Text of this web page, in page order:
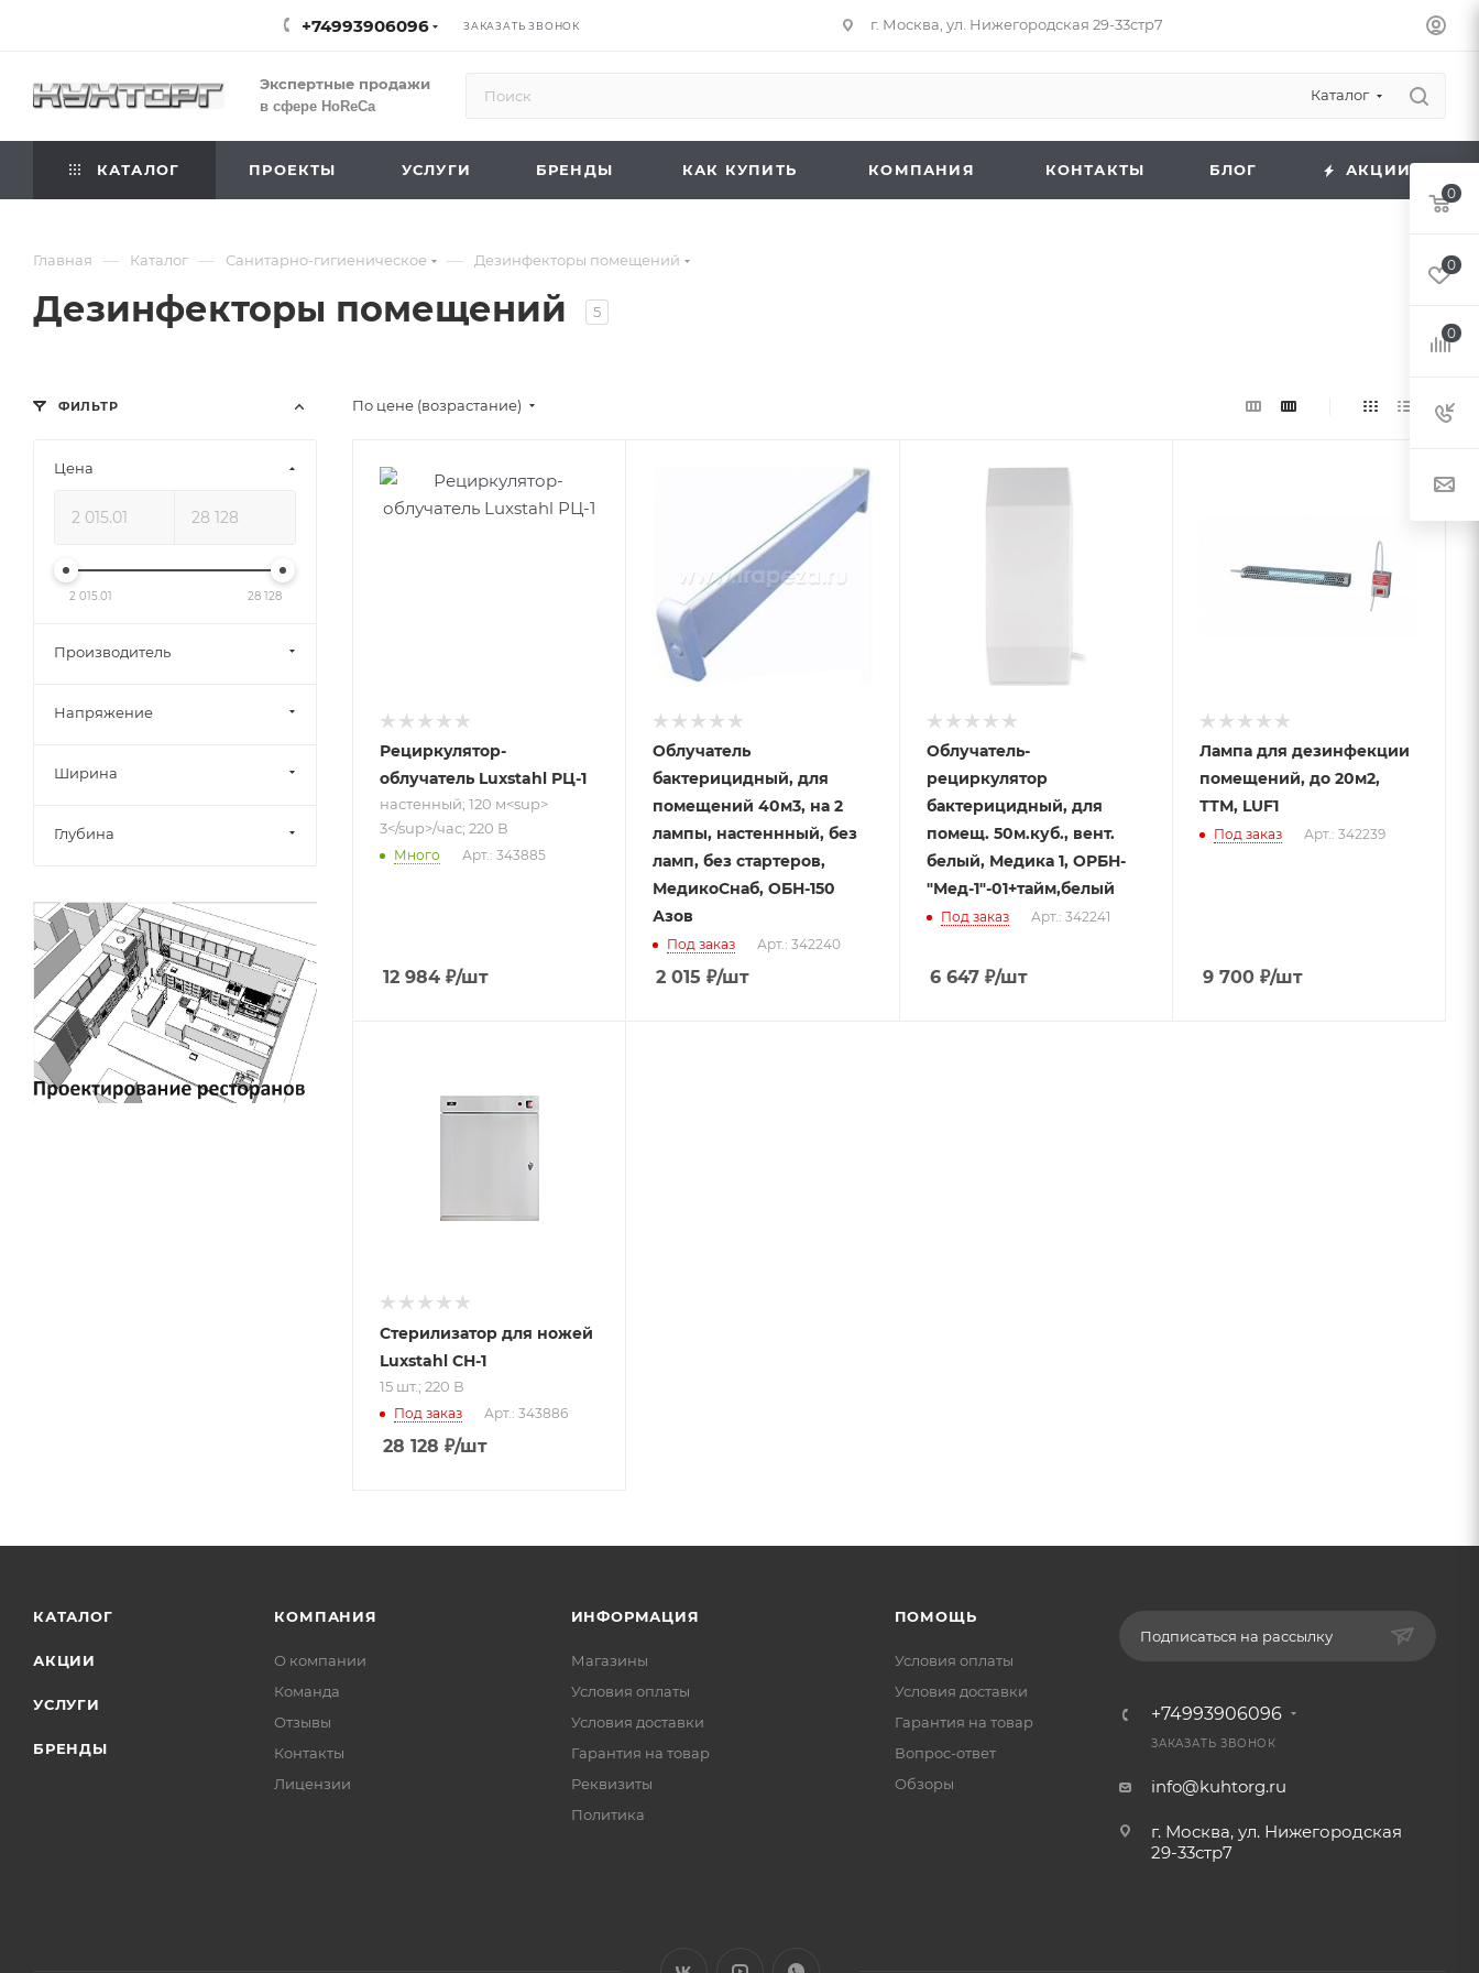
+74993906096 ЗАКАЗАТЬ ЗВОНОК г. Москва, ул. Нижегородская 29-33стр7
Экспертные продажи
в сфере HoReCa
Каталог
КАТАЛОГ ПРОЕКТЫ УСЛУГИ БРЕНДЫ КАК КУПИТЬ КОМПАНИЯ КОНТАКТЫ БЛОГ АКЦИИ
Главная — Каталог — Санитарно-гигиеническое — Дезинфекторы помещений
Дезинфекторы помещений 5
По цене (возрастание)
Подпись к товару
настенный; 120
м<sup>​3</sup>/
Рециркулятор-
облучатель Luxstahl РЦ-1
настенный; 120 м<sup>​
3</sup>/час; 220 В
Много Арт.: 343885
12 984 ₽/шт
Облучатель
бактерицидный, для
помещений 40м3, на 2
лампы, настеннный, без
ламп, без стартеров,
МедикоСнаб, ОБН-150
Азов
Под заказ Арт.: 342240
2 015 ₽/шт
Облучатель-
рециркулятор
бактерицидный, для
помещ. 50м.куб., вент.
белый, Медика 1, ОРБН-
"Мед-1"-01+тайм,белый
Под заказ Арт.: 342241
6 647₽/шт
Лампа для дезинфекции
помещений, до 20м2,
ТТМ, LUF1
Под заказ Арт.: 342239
9 700₽/шт
Стерилизатор для ножей
Luxstahl СН-1
15 шт.; 220 В
Под заказ Арт.: 343886
28 128 ₽/шт
ФИЛЬТР
Цена
2 015.01 28 128
Производитель
Напряжение
Ширина
Глубина
КАТАЛОГ
АКЦИИ
УСЛУГИ
БРЕНДЫ
КОМПАНИЯ
О компании
Команда
Отзывы
Контакты
Лицензии
ИНФОРМАЦИЯ
Магазины
Условия оплаты
Условия доставки
Гарантия на товар
Реквизиты
Политика
ПОМОЩЬ
Условия оплаты
Условия доставки
Гарантия на товар
Вопрос-ответ
Обзоры
Подписаться на рассылку
+74993906096
ЗАКАЗАТЬ ЗВОНОК
info@kuhtorg.ru
г. Москва, ул. Нижегородская
29-33стр7
0
0
0